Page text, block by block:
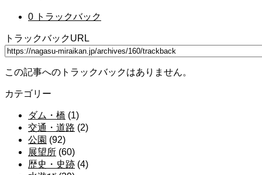
0 トラックバック
トラックバックURL
この記事へのトラックバックはありません。
カテゴリー
ダム・橋 (1)
交通・道路 (2)
公園 (92)
展望所 (60)
歴史・史跡 (4)